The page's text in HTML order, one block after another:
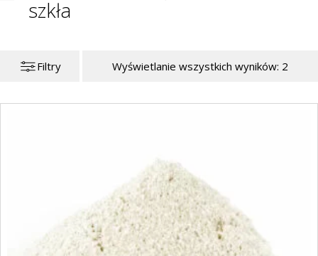
szkła
Filtry Wyświetlanie wszystkich wyników: 2